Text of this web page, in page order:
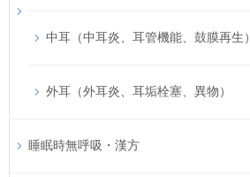
中耳（中耳炎、耳管機能、鼓膜再生）
外耳（外耳炎、耳垢栓塞、異物）
睡眠時無呼吸・漢方